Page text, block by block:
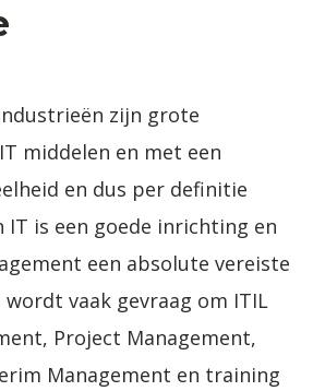
zijn grote
middelen en met een
en dus per definitie
is een goede inrichting en
een absolute vereiste
wordt vaak gevraag om ITIL
Project Management,
Management en training